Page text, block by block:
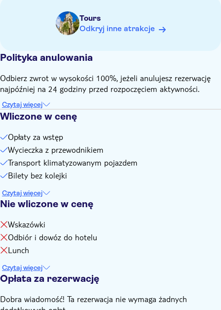
pełny zwrot kosztów.Tours
Odkryj inne atrakcje
Polityka anulowania
Odbierz zwrot w wysokości 100%, jeżeli anulujesz rezerwację
najpóźniej na 24 godziny przed rozpoczęciem aktywności.
Czytaj więcej
Wliczone w cenę
Opłaty za wstęp
Wycieczka z przewodnikiem
Transport klimatyzowanym pojazdem
Bilety bez kolejki
Czytaj więcej
Nie wliczone w cenę
Wskazówki
Odbiór i dowóz do hotelu
Lunch
Czytaj więcej
Opłata za rezerwację
Dobra wiadomość! Ta rezerwacja nie wymaga żadnych